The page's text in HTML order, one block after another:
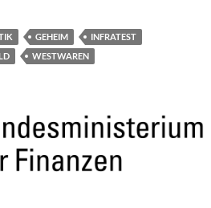
GEHEIM
INFRATEST
WESTWAREN